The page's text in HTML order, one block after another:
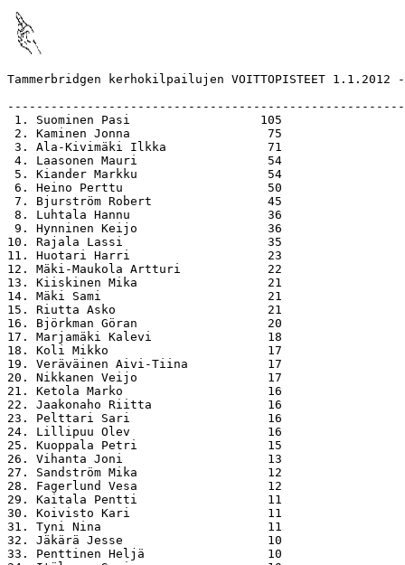
Tammerbridgen kerhokilpailujen VOITTOPISTEET 1.1.2012
1. Suominen Pasi                  105
2. Kaminen Jonna                   75
3. Ala-Kivimäki Ilkka              71
4. Laasonen Mauri                  54
5. Kiander Markku                  54
6. Heino Perttu                    50
7. Bjurström Robert                45
8. Luhtala Hannu                   36
9. Hynninen Keijo                  36
10. Rajala Lassi                    35
11. Huotari Harri                   23
12. Mäki-Maukola Artturi            22
13. Kiiskinen Mika                  21
14. Mäki Sami                       21
15. Riutta Asko                     21
16. Björkman Göran                  20
17. Marjamäki Kalevi                18
18. Koli Mikko                      17
19. Veräväinen Aivi-Tiina           17
20. Nikkanen Veijo                  17
21. Ketola Marko                    16
22. Jaakonaho Riitta                16
23. Pelttari Sari                   16
24. Lillipuu Olev                   16
25. Kuoppala Petri                  15
26. Vihanta Joni                    13
27. Sandström Mika                  12
28. Fagerlund Vesa                  12
29. Kaitala Pentti                  11
30. Koivisto Kari                   11
31. Tyni Nina                       11
32. Jäkärä Jesse                    10
33. Penttinen Heljä                 10